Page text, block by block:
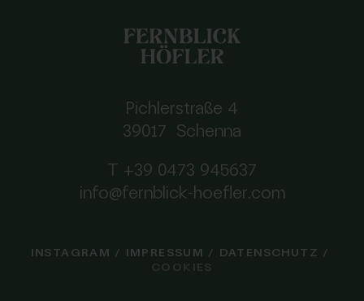
Pichlerstraße 4
39017 Schenna
T +39 0473 945637
info@fernblick-hoefler.com
INSTAGRAM / IMPRESSUM / DATENSCHUTZ /
COOKIES